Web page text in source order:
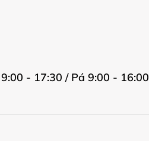
- 17:30 / Pá 9:00 - 16:00